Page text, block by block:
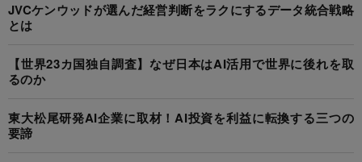
JVCケンウッドが選んだ経営判断をラクにするデータ統合戦略
とは
【世界23カ国独自調査】なぜ日本はAI活用で世界に後れを取
るのか
東大松尾研発AI企業に取材！AI投資を利益に転換する三つの
要諦